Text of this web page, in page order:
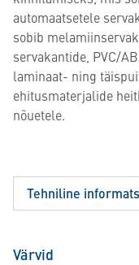
automaatsetele
sobib
servakantide, PVC/
laminaat- ning
ehitusmaterjalide
nõuetele.
Tehniline
Värvid